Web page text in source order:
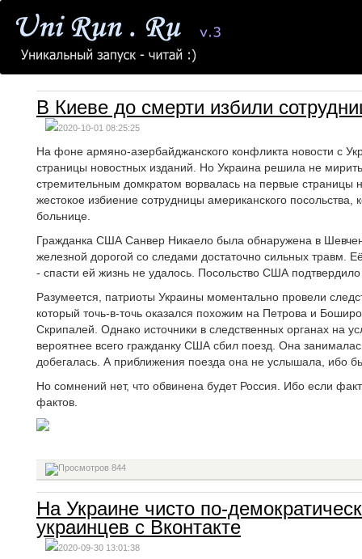
В Киеве до смерти избили
2020-10-01 08:25:25
На фоне армяно-азербайджанского конфликта новости с
страницы новостных изданий. Но Украина решила не
стремительным домкратом ворвалась на первые страницы
жестокое избиение сотрудницы американского посольства,
больнице.
Гражданка США Санвер Никаело была обнаружена в
железной дорогой со следами достаточно сильных травм.
- спасти ей жизнь не удалось. Посольство США
Разумеется, патриоты Украины моментально провели
который точь-в-точь оказался похожим на Петрова и
Скрипалей. Однако источники в следственных органах на
вероятнее всего гражданку США сбил поезд. Она
добегалась. А приближения поезда она не услышала, ибо
Но сомнений нет, что обвинена будет Россия. Ибо если
фактов.
844
На Украине чисто по-
украинцев с Вконтакте
2020-09-30 13:01:38